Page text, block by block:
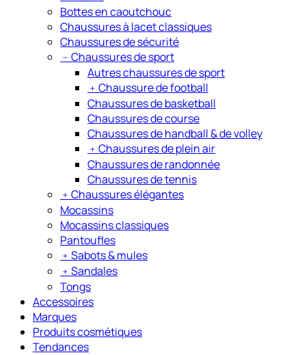
Bottes en caoutchouc
Chaussures à lacet classiques
Chaussures de sécurité
﹣ Chaussures de sport
Autres chaussures de sport
﹢ Chaussure de football
Chaussures de basketball
Chaussures de course
Chaussures de handball & de volley
﹢ Chaussures de plein air
Chaussures de randonnée
Chaussures de tennis
﹢ Chaussures élégantes
Mocassins
Mocassins classiques
Pantoufles
﹢ Sabots & mules
﹢ Sandales
Tongs
Accessoires
Marques
Produits cosmétiques
Tendances